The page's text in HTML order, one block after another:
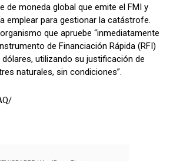
de moneda global que emite el FMI y
emplear para gestionar la catástrofe.
que apruebe “inmediatamente
de Financiación Rápida (RFI)
utilizando su justificación de
naturales, sin condiciones”.